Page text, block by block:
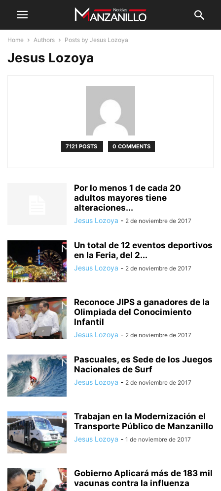
Home Authors Posts by Jesus Lozoya
Jesus Lozoya
7121 POSTS 0 COMMENTS
Por lo menos 1 de cada 20
adultos mayores tiene
alteraciones...
Jesus Lozoya - 2 de noviembre de 2017
Un total de 12 eventos deportivos
en la Feria, del 2...
Jesus Lozoya - 2 de noviembre de 2017
Reconoce JIPS a ganadores de la
Olimpiada del Conocimiento
Infantil
Jesus Lozoya - 2 de noviembre de 2017
Pascuales, es Sede de los Juegos
Nacionales de Surf
Jesus Lozoya - 2 de noviembre de 2017
Trabajan en la Modernización el
Transporte Público de Manzanillo
Jesus Lozoya - 1 de noviembre de 2017
Gobierno Aplicará más de 183 mil
vacunas contra la influenza